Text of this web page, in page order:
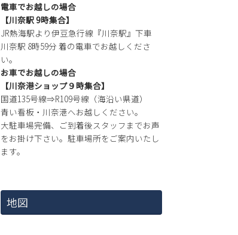
電車でお越しの場合
【川奈駅 9時集合】
JR熱海駅より伊豆急行線『川奈駅』下車
川奈駅 8時59分 着の電車でお越しくださ
い。
お車でお越しの場合
【川奈港ショップ９時集合】
国道135号線⇒R109号線（海沿い県道）
青い看板・川奈港へお越しください。
大駐車場完備、ご到着後スタッフまでお声
をお掛け下さい。駐車場所をご案内いたし
ます。
地図